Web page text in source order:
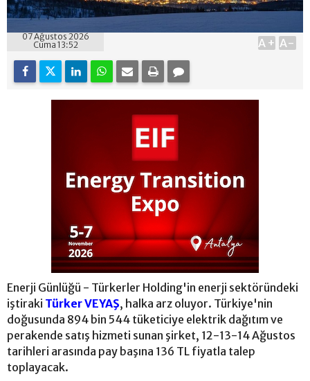
07 Ağustos 2026
Cuma 13:52
A+ A-
Enerji Günlüğü - Türkerler Holding'in enerji sektöründeki
iştiraki Türker VEYAŞ, halka arz oluyor. Türkiye'nin
doğusunda 894 bin 544 tüketiciye elektrik dağıtım ve
perakende satış hizmeti sunan şirket, 12-13-14 Ağustos
tarihleri arasında pay başına 136 TL fiyatla talep
toplayacak.